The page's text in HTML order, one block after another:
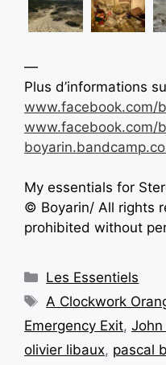
—
Plus d’informations
www.facebook.com/
www.facebook.com/
My essentials for
© Boyarin/ All rights
prohibited without
Les Essentiels
A Clockwork
Emergency Exit, John
olivier libaux, pascal